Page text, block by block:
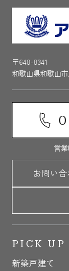
〒640-8341
和歌山県和歌山
営業
お問い合
PICK UP
新築戸建て